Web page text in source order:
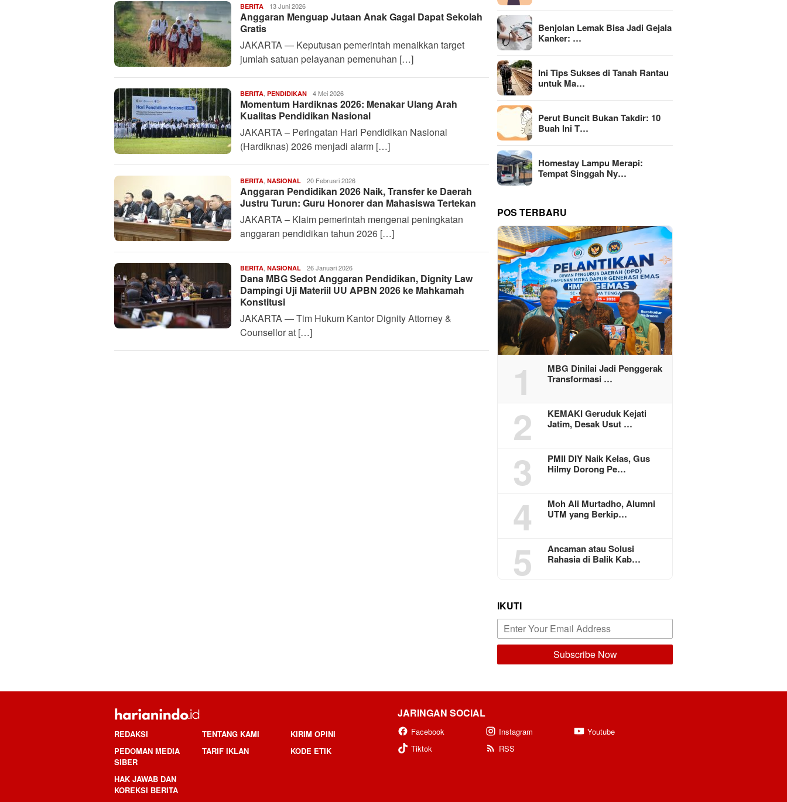
BERITA Deffananda
Febrian
S.
P
13 Juni 2026
Anggaran Menguap Jutaan Anak Gagal Dapat Sekolah
Gratis
JAKARTA — Keputusan pemerintah menaikkan target
jumlah satuan pelayanan pemenuhan […]
BERITA, PENDIDIKAN Deffananda
Febrian
S.
P
4 Mei 2026
Momentum Hardiknas 2026: Menakar Ulang Arah
Kualitas Pendidikan Nasional
JAKARTA – Peringatan Hari Pendidikan Nasional
(Hardiknas) 2026 menjadi alarm […]
BERITA, NASIONAL Harianindo.id
20 Februari 2026
Anggaran Pendidikan 2026 Naik, Transfer ke Daerah
Justru Turun: Guru Honorer dan Mahasiswa Tertekan
JAKARTA – Klaim pemerintah mengenai peningkatan
anggaran pendidikan tahun 2026 […]
BERITA, NASIONAL Harianindo.id
26 Januari 2026
Dana MBG Sedot Anggaran Pendidikan, Dignity Law
Dampingi Uji Materiil UU APBN 2026 ke Mahkamah
Konstitusi
JAKARTA — Tim Hukum Kantor Dignity Attorney &
Counsellor at […]
Benjolan Lemak Bisa Jadi Gejala
Kanker: …
Ini Tips Sukses di Tanah Rantau
untuk Ma…
Perut Buncit Bukan Takdir: 10
Buah Ini T…
Homestay Lampu Merapi:
Tempat Singgah Ny…
POS TERBARU
1
MBG Dinilai Jadi Penggerak
Transformasi …
2
KEMAKI Geruduk Kejati
Jatim, Desak Usut …
3
PMII DIY Naik Kelas, Gus
Hilmy Dorong Pe…
4
Moh Ali Murtadho, Alumni
UTM yang Berkip…
5
Ancaman atau Solusi
Rahasia di Balik Kab…
IKUTI
REDAKSI TENTANG KAMI
KIRIM OPINI
PEDOMAN MEDIA
SIBER
TARIF IKLAN KODE ETIK
HAK JAWAB DAN
KOREKSI BERITA
JARINGAN SOCIAL
Facebook Instagram
Youtube
Tiktok
RSS